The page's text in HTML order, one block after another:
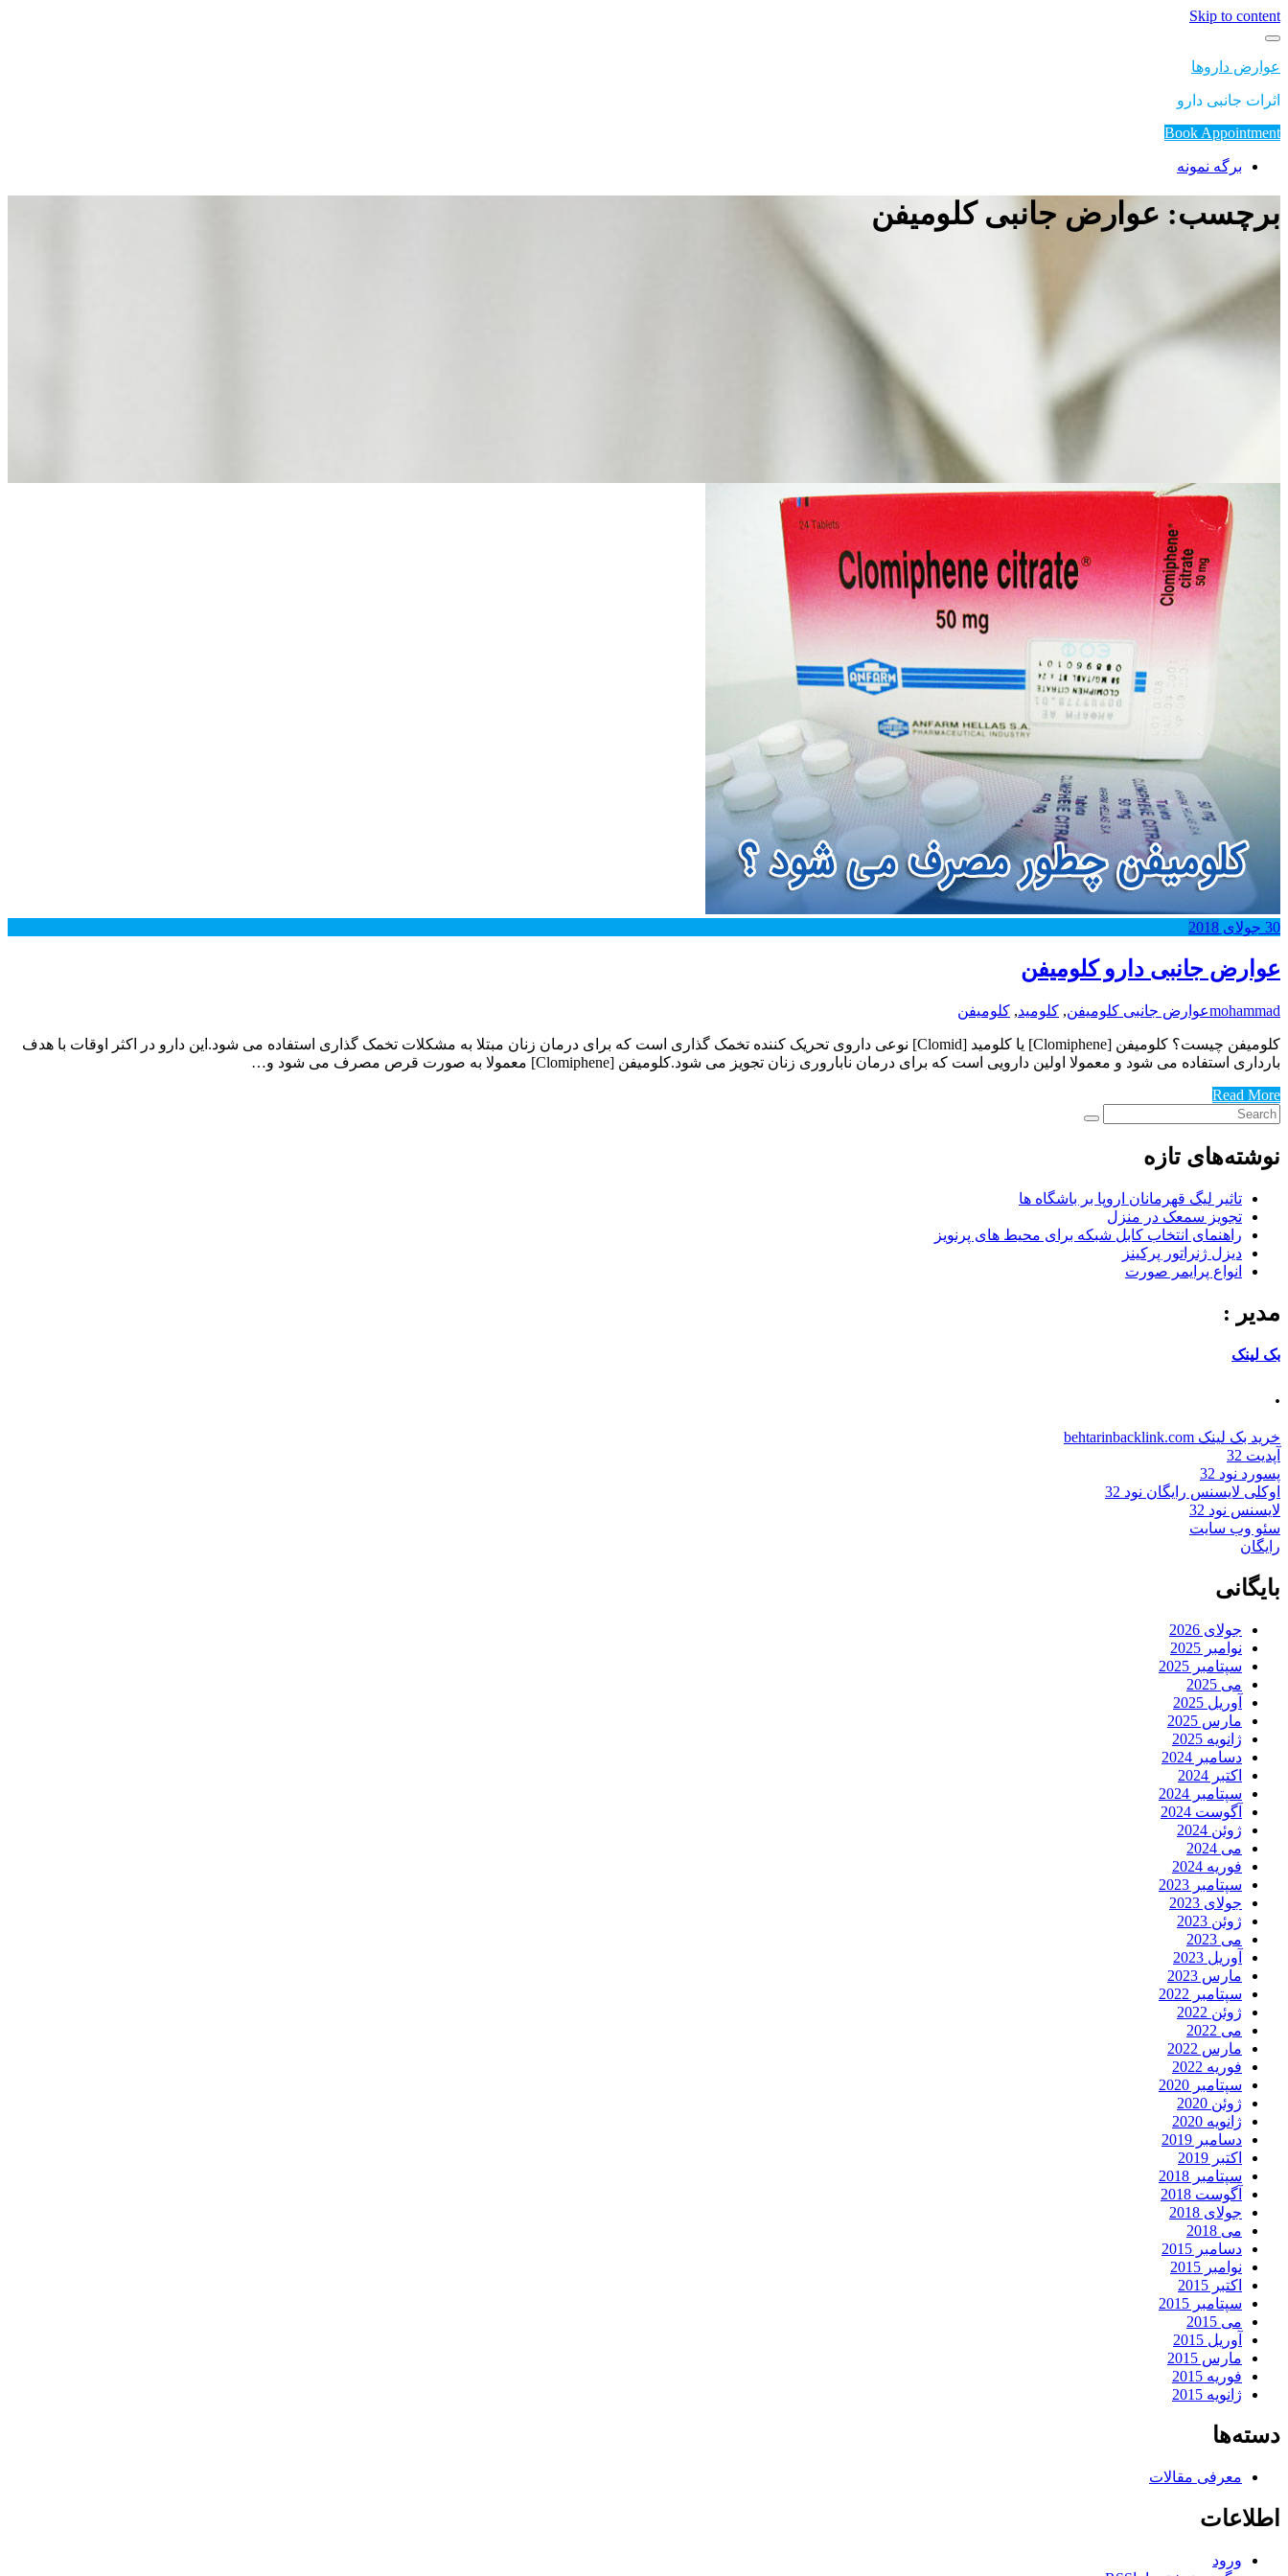
Skip to content
عوارض داروها
اثرات جانبی دارو
Book Appointment
برگه نمونه
برچسب: عوارض جانبی کلومیفن
30 جولای 2018
عوارض جانبی دارو کلومیفن
mohammadعوارض جانبی کلومیفن, کلومید, کلومیفن
کلومیفن چیست؟ کلومیفن [Clomiphene] یا کلومید [Clomid] نوعی داروی تحریک کننده تخمک گذاری است که برای درمان زنان مبتلا به مشکلات تخمک گذاری استفاده می شود.این دارو در اکثر اوقات با هدف
بارداری استفاده می شود و معمولا اولین دارویی است که برای درمان ناباروری زنان تجویز می شود.کلومیفن [Clomiphene] معمولا به صورت قرص مصرف می شود و…
Read More
نوشته‌های تازه
تاثیر لیگ قهرمانان اروپا بر باشگاه ها
تجویز سمعک در منزل
راهنمای انتخاب کابل شبکه برای محیط های پرنویز
دیزل ژنراتور پرکینز
انواع پرایمر صورت
مدیر :
بک لینک
.
خرید بک لینک behtarinbacklink.com
آپدیت 32
پسورد نود 32
اوکلی لایسنس رایگان نود 32
لایسنس نود 32
سئو وب سایت
رایگان
بایگانی
جولای 2026
نوامبر 2025
سپتامبر 2025
می 2025
آوریل 2025
مارس 2025
ژانویه 2025
دسامبر 2024
اکتبر 2024
سپتامبر 2024
آگوست 2024
ژوئن 2024
می 2024
فوریه 2024
سپتامبر 2023
جولای 2023
ژوئن 2023
می 2023
آوریل 2023
مارس 2023
سپتامبر 2022
ژوئن 2022
می 2022
مارس 2022
فوریه 2022
سپتامبر 2020
ژوئن 2020
ژانویه 2020
دسامبر 2019
اکتبر 2019
سپتامبر 2018
آگوست 2018
جولای 2018
می 2018
دسامبر 2015
نوامبر 2015
اکتبر 2015
سپتامبر 2015
می 2015
آوریل 2015
مارس 2015
فوریه 2015
ژانویه 2015
دسته‌ها
معرفی مقالات
اطلاعات
ورود